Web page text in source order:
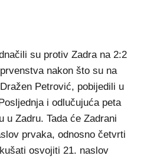
su protiv Zadra na 2:2
nakon što su na
Petrović, pobijedili u
i odlučujuća peta
u Zadru. Tada će Zadrani
prvaka, odnosno četvrti
osvojiti 21. naslov